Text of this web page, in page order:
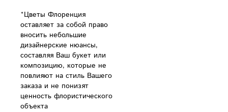
*Цветы Флоренция
оставляет за собой право
вносить небольшие
дизайнерские нюансы,
составляя Ваш букет или
композицию, которые не
повлияют на стиль Вашего
заказа и не понизят
ценность флористического
объекта